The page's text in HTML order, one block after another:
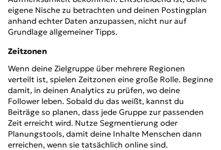
eigene Nische zu betrachten und deinen Postingplan
anhand echter Daten anzupassen, nicht nur auf
Grundlage allgemeiner Tipps.
Zeitzonen
Wenn deine Zielgruppe über mehrere Regionen
verteilt ist, spielen Zeitzonen eine große Rolle. Beginne
damit, in deinen Analytics zu prüfen, wo deine
Follower leben. Sobald du das weißt, kannst du
Beiträge so planen, dass jede Gruppe zur passenden
Zeit erreicht wird. Nutze Segmentierung oder
Planungstools, damit deine Inhalte Menschen dann
erreichen, wenn sie tatsächlich online sind.